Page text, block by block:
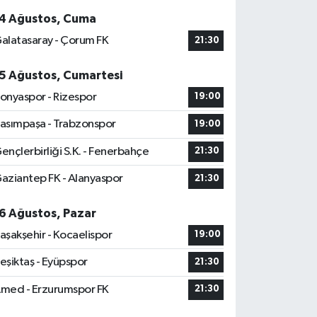
Ağustos, Cuma
- Çorum FK
21:30
Ağustos, Cumartesi
- Rizespor
19:00
- Trabzonspor 19:00
S.K. - Fenerbahçe 21:30
FK - Alanyaspor 21:30
Ağustos, Pazar
- Kocaelispor
19:00
- Eyüpspor 21:30
- Erzurumspor FK 21:30